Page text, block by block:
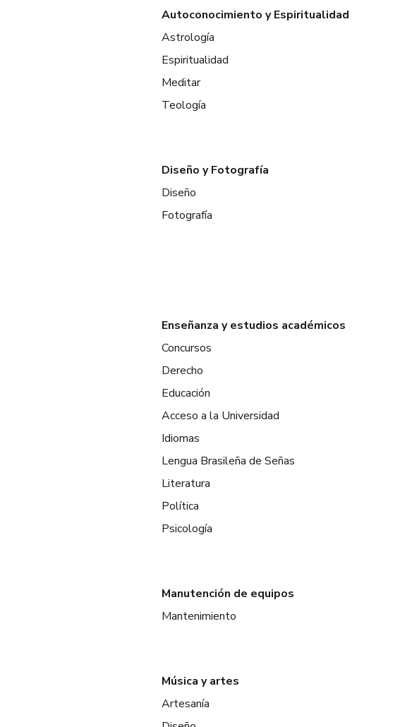
Autoconocimiento y Espiritualidad
Astrología
Espiritualidad
Meditar
Teología
Diseño y Fotografía
Diseño
Fotografía
Enseñanza y estudios académicos
Concursos
Derecho
Educación
Acceso a la Universidad
Idiomas
Lengua Brasileña de Señas
Literatura
Política
Psicología
Manutención de equipos
Mantenimiento
Música y artes
Artesanía